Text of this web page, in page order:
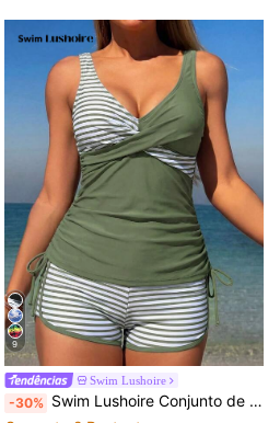
9
Swim Lushoire
-30% Swim Lushoire Conjunto de Maiô Bikini Camisole Casual com Estampa Tropical de Plantas para Mulheres, Ideal para Férias na Praia